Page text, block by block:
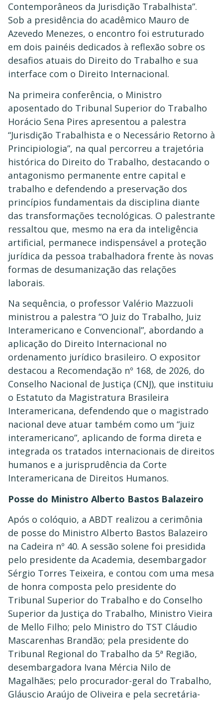
Contemporâneos da Jurisdição Trabalhista”.
Sob a presidência do acadêmico Mauro de
Azevedo Menezes, o encontro foi estruturado
em dois painéis dedicados à reflexão sobre os
desafios atuais do Direito do Trabalho e sua
interface com o Direito Internacional.
Na primeira conferência, o Ministro
aposentado do Tribunal Superior do Trabalho
Horácio Sena Pires apresentou a palestra
“Jurisdição Trabalhista e o Necessário Retorno à
Principiologia”, na qual percorreu a trajetória
histórica do Direito do Trabalho, destacando o
antagonismo permanente entre capital e
trabalho e defendendo a preservação dos
princípios fundamentais da disciplina diante
das transformações tecnológicas. O palestrante
ressaltou que, mesmo na era da inteligência
artificial, permanece indispensável a proteção
jurídica da pessoa trabalhadora frente às novas
formas de desumanização das relações
laborais.
Na sequência, o professor Valério Mazzuoli
ministrou a palestra “O Juiz do Trabalho, Juiz
Interamericano e Convencional”, abordando a
aplicação do Direito Internacional no
ordenamento jurídico brasileiro. O expositor
destacou a Recomendação nº 168, de 2026, do
Conselho Nacional de Justiça (CNJ), que instituiu
o Estatuto da Magistratura Brasileira
Interamericana, defendendo que o magistrado
nacional deve atuar também como um “juiz
interamericano”, aplicando de forma direta e
integrada os tratados internacionais de direitos
humanos e a jurisprudência da Corte
Interamericana de Direitos Humanos.
Posse do Ministro Alberto Bastos Balazeiro
Após o colóquio, a ABDT realizou a cerimônia
de posse do Ministro Alberto Bastos Balazeiro
na Cadeira nº 40. A sessão solene foi presidida
pelo presidente da Academia, desembargador
Sérgio Torres Teixeira, e contou com uma mesa
de honra composta pelo presidente do
Tribunal Superior do Trabalho e do Conselho
Superior da Justiça do Trabalho, Ministro Vieira
de Mello Filho; pelo Ministro do TST Cláudio
Mascarenhas Brandão; pela presidente do
Tribunal Regional do Trabalho da 5ª Região,
desembargadora Ivana Mércia Nilo de
Magalhães; pelo procurador-geral do Trabalho,
Gláuscio Araújo de Oliveira e pela secretária-